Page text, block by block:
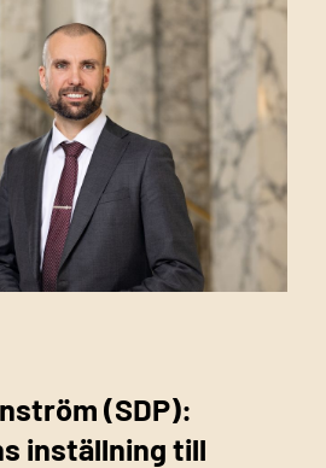
(SDP):
inställning till